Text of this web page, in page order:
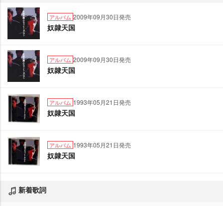
アルバム 2009年09月30日発売
奴隷天国
アルバム 2009年09月30日発売
奴隷天国
アルバム 1993年05月21日発売
奴隷天国
アルバム 1993年05月21日発売
奴隷天国
新着歌詞